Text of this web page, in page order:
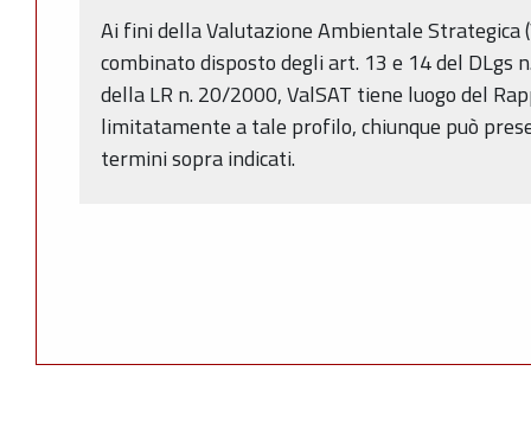
Ai fini della Valutazione Ambientale Strategica
combinato disposto degli art. 13 e 14 del DLgs
della LR n. 20/2000, ValSAT tiene luogo del
limitatamente a tale profilo, chiunque può
termini sopra indicati.